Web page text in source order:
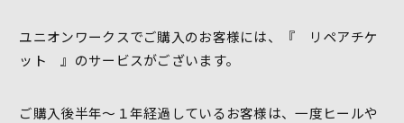
ユニオンワークスでご購入のお客様には、『 リペアチケ
ット 』のサービスがございます。
ご購入後半年～１年経過しているお客様は、一度ヒールや